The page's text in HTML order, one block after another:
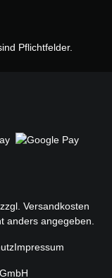
Pflichtfelder.
Versandkosten
anders angegeben.
Impressum